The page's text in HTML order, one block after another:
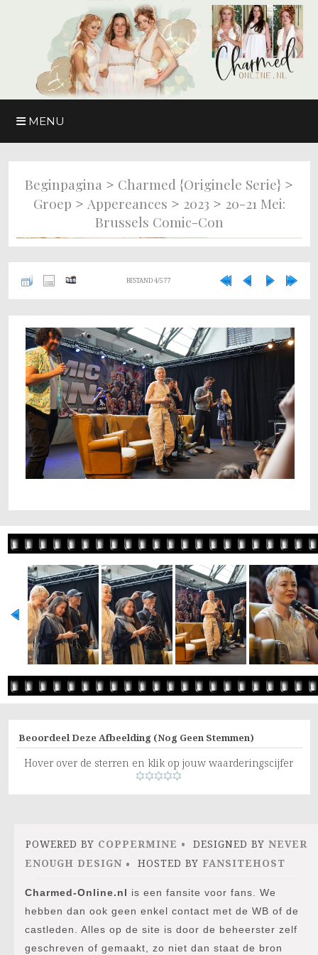
MENU
Beginpagina > Charmed {originele Serie} >
Groep > Appereances > 2023 > 20-21 Mei:
Brussels Comic-Con
BESTAND 4/577
Beoordeel Deze Afbeelding (Nog Geen Stemmen)
Hover over de sterren en klik op jouw waarderingscijfer
POWERED BY COPPERMINE DESIGNED BYNEVER
ENOUGH DESIGN
HOSTED BY FANSITEHOST
Charmed-Online.nl
is een fansite voor fans. We
hebben dan ook geen enkel contact met de WB of de
castleden. Alles op de site is door de beheerster zelf
geschreven of gemaakt, zo niet dan staat de bron